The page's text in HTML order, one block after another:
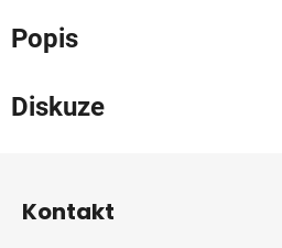
Popis
Diskuze
Kontakt